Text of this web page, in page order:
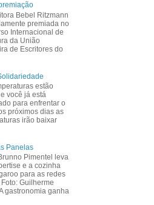
Bebel Ritzmann
premiada no
Internacional de
da União
de Escritores do
estão
você já está
para enfrentar o
próximos dias as
irão baixar
Panelas
Pimentel leva
e a cozinha
para as redes
Guilherme
gastronomia ganha